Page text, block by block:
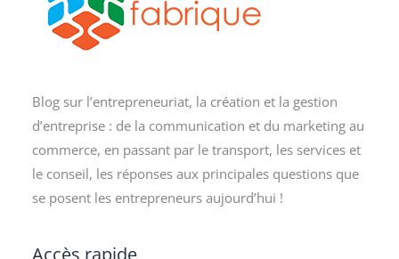
Blog sur l’entrepreneuriat, la création et la gestion
d’entreprise : de la communication et du marketing au
commerce, en passant par le transport, les services et
le conseil, les réponses aux principales questions que
se posent les entrepreneurs aujourd’hui !